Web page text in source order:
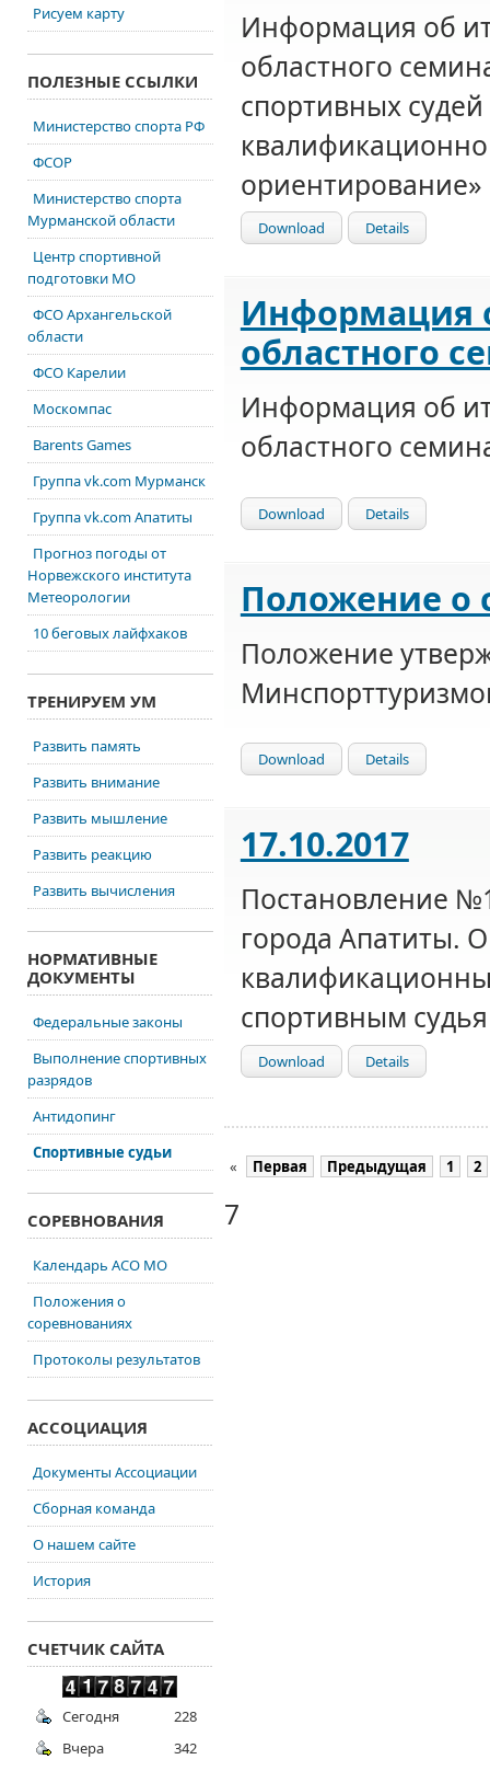
Информация об
областного
спортивных
ориентирование»
Download Details
Информация
областного
Информация об
областного
Download Details
Положение о
Положение
Download Details
17.10.2017
Постановление
города Апатиты.
спортивным
Download Details
« Первая Предыдущая 1 2
7
Рисуем карту
ПОЛЕЗНЫЕ ССЫЛКИ
Министерство спорта РФ
ФСОР
Министерство спорта
Мурманской области
Центр спортивной
подготовки МО
ФСО Архангельской
области
ФСО Карелии
Москомпас
Barents Games
Группа vk.com Мурманск
Группа vk.com Апатиты
Прогноз погоды от
Норвежского института
Метеорологии
10 беговых лайфхаков
ТРЕНИРУЕМ УМ
Развить память
Развить внимание
Развить мышление
Развить реакцию
Развить вычисления
НОРМАТИВНЫЕ
ДОКУМЕНТЫ
Федеральные законы
Выполнение спортивных
разрядов
Антидопинг
Спортивные судьи
СОРЕВНОВАНИЯ
Календарь АСО МО
Положения о
соревнованиях
Протоколы результатов
АССОЦИАЦИЯ
Документы Ассоциации
Сборная команда
О нашем сайте
История
СЧЕТЧИК САЙТА
Сегодня
228
Вчера
342